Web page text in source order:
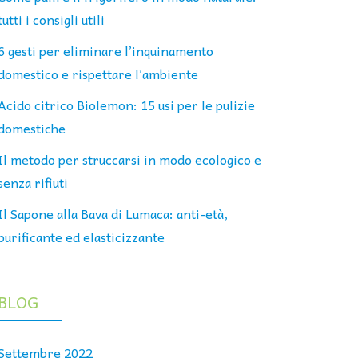
i consigli utili
gesti per eliminare l’inquinamento
e rispettare l’ambiente
citrico Biolemon: 15 usi per le pulizie
metodo per struccarsi in modo ecologico e
rifiuti
Sapone alla Bava di Lumaca: anti-età,
ed elasticizzante
2022